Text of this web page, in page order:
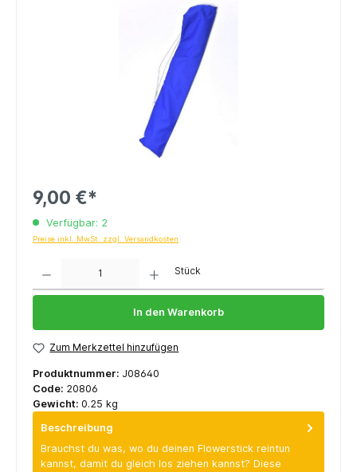
9,00 €*
Verfügbar: 2
Preise inkl. MwSt. zzgl. Versandkosten
Stück
In den Warenkorb
Zum Merkzettel hinzufügen
Produktnummer: J08640
Code: 20806
Gewicht: 0.25 kg
Beschreibung
Brauchst du was, wo du deinen Flowerstick reintun
kannst, damit du gleich los ziehen kannst? Diese